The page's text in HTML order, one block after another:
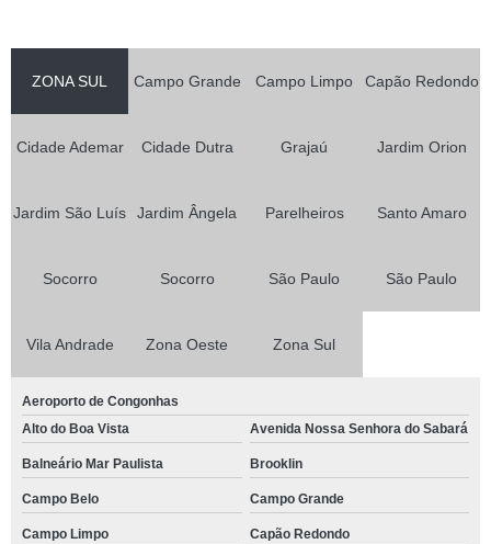
ZONA SUL Campo Grande Campo Limpo Capão Redondo
Cidade Ademar Cidade Dutra Grajaú Jardim Orion
Jardim São Luís Jardim Ângela Parelheiros Santo Amaro
Socorro Socorro São Paulo São Paulo
Vila Andrade Zona Oeste Zona Sul
Aeroporto de Congonhas
Alto do Boa Vista
Avenida Nossa Senhora do Sabará
Balneário Mar Paulista Brooklin
Campo Belo Campo Grande
Campo Limpo Capão Redondo